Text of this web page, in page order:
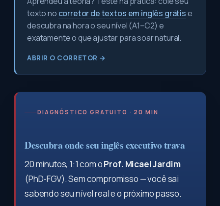
texto no corretor de textos em inglês grátise
descubra na hora o seu nível (A1–C2) e
exatamente o que ajustar para soar natural.
ABRIR O CORRETOR →
DIAGNÓSTICO GRATUITO · 20 MIN
Descubra onde seu inglês executivo trava
20 minutos, 1:1 com oProf. Micael Jardim
(PhD-FGV). Sem compromisso — você sai
sabendo seu nível real e o próximo passo.